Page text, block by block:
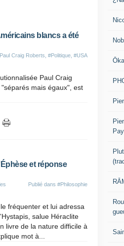
blancs a été
Craig Roberts #Politique #USA
Paul Craig
mais égaux", est
et réponse
Publié dans #Philosophie
fréquenter et lui adressa
salue Héraclite
livre de la nature difficile à
mot à...